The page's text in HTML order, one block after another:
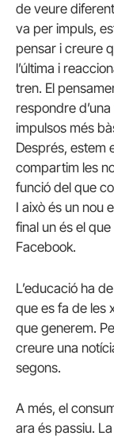
de veure
va per impuls,
pensar i creure
l’última i
tren. El
respondre
impulsos més
Després, estem
compartim les
funció del que
I això és un nou
final un és el
Facebook.
L’educació ha
que es fa de les
que generem.
creure una
segons.
A més, el
ara és passiu.